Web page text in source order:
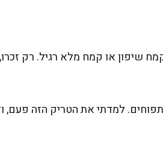
שיפון או קמח מלא רגיל. רק
למדתי את הטריק הזה פעם,